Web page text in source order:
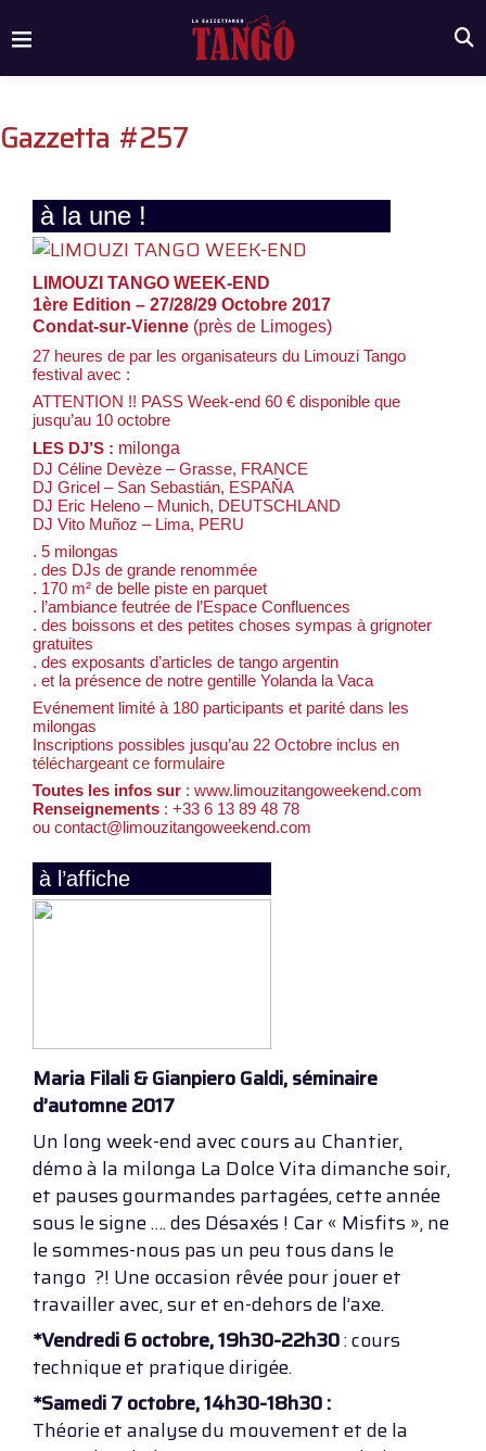
Gazzetta #257
à la une !
LIMOUZI TANGO WEEK-END
1ère Edition – 27/28/29 Octobre 2017
Condat-sur-Vienne (près de Limoges)
27 heures de par les organisateurs du Limouzi Tango
festival avec :
ATTENTION !! PASS Week-end 60 € disponible que
jusqu’au 10 octobre
LES DJ’S : milonga
DJ Céline Devèze – Grasse, FRANCE
DJ Gricel – San Sebastián, ESPAŇA
DJ Eric Heleno – Munich, DEUTSCHLAND
DJ Vito Muñoz – Lima, PERU
. 5 milongas
. des DJs de grande renommée
. 170 m² de belle piste en parquet
. l’ambiance feutrée de l’Espace Confluences
. des boissons et des petites choses sympas à grignoter
gratuites
. des exposants d’articles de tango argentin
. et la présence de notre gentille Yolanda la Vaca
Evénement limité à 180 participants et parité dans les
milongas
Inscriptions possibles jusqu’au 22 Octobre inclus en
téléchargeant ce formulaire
Toutes les infos sur : www.limouzitangoweekend.com
Renseignements : +33 6 13 89 48 78
ou contact@limouzitangoweekend.com
à l’affiche
Maria Filali & Gianpiero Galdi, séminaire
d’automne 2017
Un long week-end avec cours au Chantier,
démo à la milonga La Dolce Vita dimanche soir,
et pauses gourmandes partagées, cette année
sous le signe …. des Désaxés ! Car « Misfits », ne
le sommes-nous pas un peu tous dans le
tango ?! Une occasion rêvée pour jouer et
travailler avec, sur et en-dehors de l’axe.
*Vendredi 6 octobre, 19h30-22h30: cours
technique et pratique dirigée.
*Samedi 7 octobre, 14h30-18h30 :
Théorie et analyse du mouvement et de la